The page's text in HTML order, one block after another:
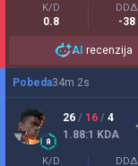
K/D
0.8
DDΔ
-38
AI recenzija
Pobeda34m 2s
26 / 16 / 4
1.88:1 KDA
K/D DDΔ